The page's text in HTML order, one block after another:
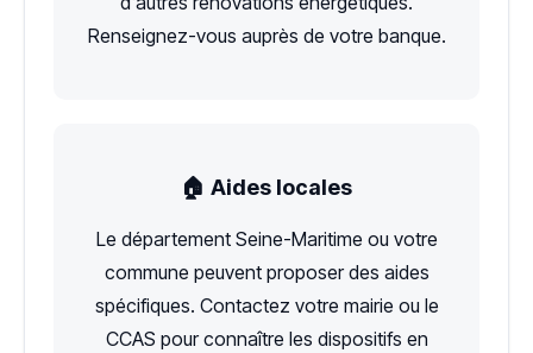
Renseignez-vous auprès de votre banque.
🏠 Aides locales
Le département Seine-Maritime ou votre
commune peuvent proposer des aides
spécifiques. Contactez votre mairie ou le
CCAS pour connaître les dispositifs en